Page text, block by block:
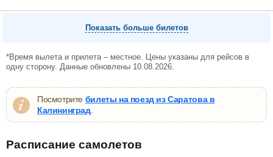
Показать больше билетов
*Время вылета и прилета – местное. Цены указаны для рейсов в
одну сторону. Данные обновлены 10.08.2026.
Посмотрите билеты на поезд из Саратова в
Калининград.
Расписание самолетов